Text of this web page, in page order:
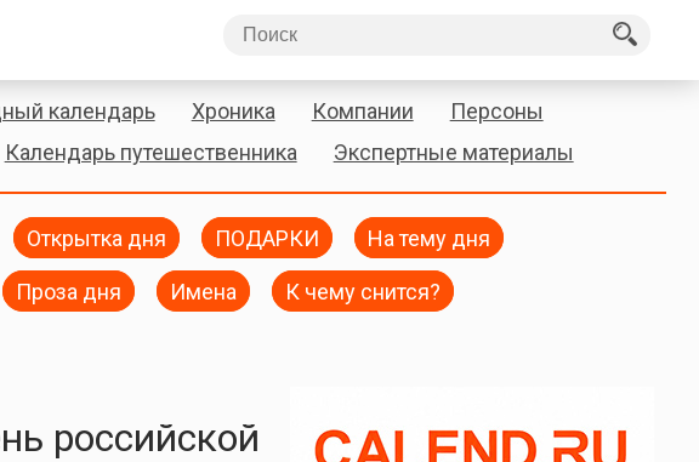
календарь Хроника Компании
Персоны
Календарь путешественника Экспертные материалы
Открытка дня ПОДАРКИ На тему дня
Проза дня Имена К чему снится?
российской